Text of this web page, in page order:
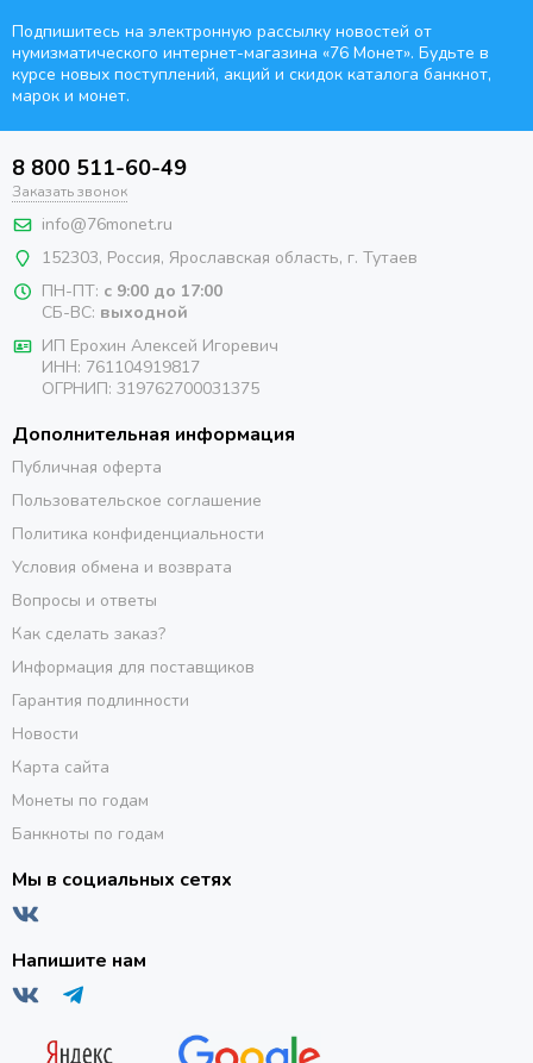
Подпишитесь на электронную рассылку новостей от
нумизматического интернет-магазина «76 Монет». Будьте в
курсе новых поступлений, акций и скидок каталога банкнот,
марок и монет.
8 800 511-60-49
Заказать звонок
info@76monet.ru
152303, Россия, Ярославская область, г. Тутаев
ПН-ПТ: с 9:00 до 17:00
СБ-ВС: выходной
ИП Ерохин Алексей Игоревич
ИНН: 761104919817
ОГРНИП: 319762700031375
Дополнительная информация
Публичная оферта
Пользовательское соглашение
Политика конфиденциальности
Условия обмена и возврата
Вопросы и ответы
Как сделать заказ?
Информация для поставщиков
Гарантия подлинности
Новости
Карта сайта
Монеты по годам
Банкноты по годам
Мы в социальных сетях
Напишите нам